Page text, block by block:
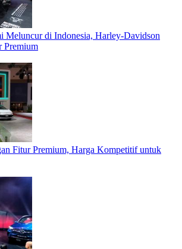
Meluncur di Indonesia, Harley-Davidson
Premium
Fitur Premium, Harga Kompetitif untuk